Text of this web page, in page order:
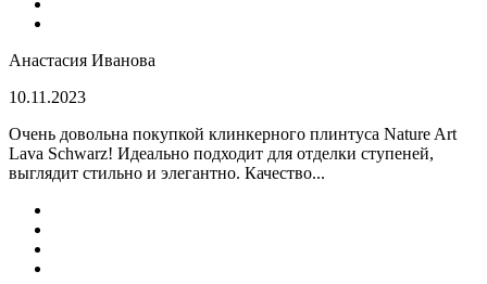
Анастасия Иванова
10.11.2023
Очень довольна покупкой клинкерного плинтуса Nature Art
Lava Schwarz! Идеально подходит для отделки ступеней,
выглядит стильно и элегантно. Качество...